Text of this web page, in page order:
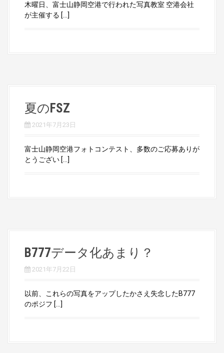
木曜日、富士山静岡空港で行われた写真教室 空港会社
が主催する […]
夏のFSZ
2021年7月23日
富士山静岡空港フォトコンテスト、多数のご応募ありが
とうござい […]
B777データ化あまり？
2021年7月22日
以前、これらの写真をアップしたかさえ失念したB777
のポジフ […]